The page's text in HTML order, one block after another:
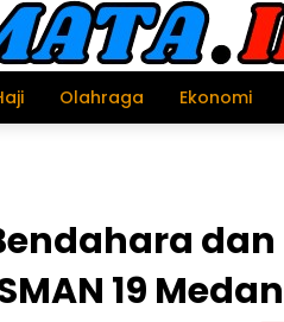
Olahraga Ekonomi
dan
19 Medan